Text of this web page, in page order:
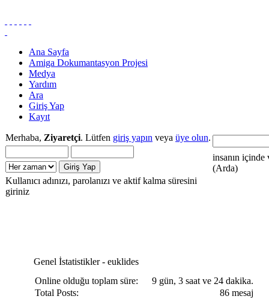
Ana Sayfa
Amiga Dokumantasyon Projesi
Medya
Yardım
Ara
Giriş Yap
Kayıt
Merhaba, Ziyaretçi. Lütfen giriş yapın veya üye olun.
Kullanıcı adınızı, parolanızı ve aktif kalma süresini
giriniz
insanın içinde
(Arda)
Genel İstatistikler - euklides
Online olduğu toplam süre:
9 gün, 3 saat ve 24 dakika.
Total Posts:
86 mesaj